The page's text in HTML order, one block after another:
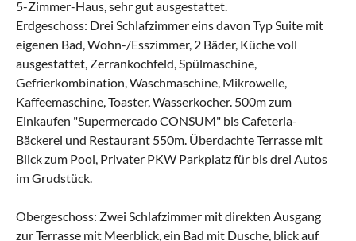
5-Zimmer-Haus, sehr gut ausgestattet.
Erdgeschoss: Drei Schlafzimmer eins davon Typ Suite mit
eigenen Bad, Wohn-/Esszimmer, 2 Bäder, Küche voll
ausgestattet, Zerrankochfeld, Spülmaschine,
Gefrierkombination, Waschmaschine, Mikrowelle,
Kaffeemaschine, Toaster, Wasserkocher. 500m zum
Einkaufen "Supermercado CONSUM" bis Cafeteria-
Bäckerei und Restaurant 550m. Überdachte Terrasse mit
Blick zum Pool, Privater PKW Parkplatz für bis drei Autos
im Grudstück.
Obergeschoss: Zwei Schlafzimmer mit direkten Ausgang
zur Terrasse mit Meerblick, ein Bad mit Dusche, blick auf